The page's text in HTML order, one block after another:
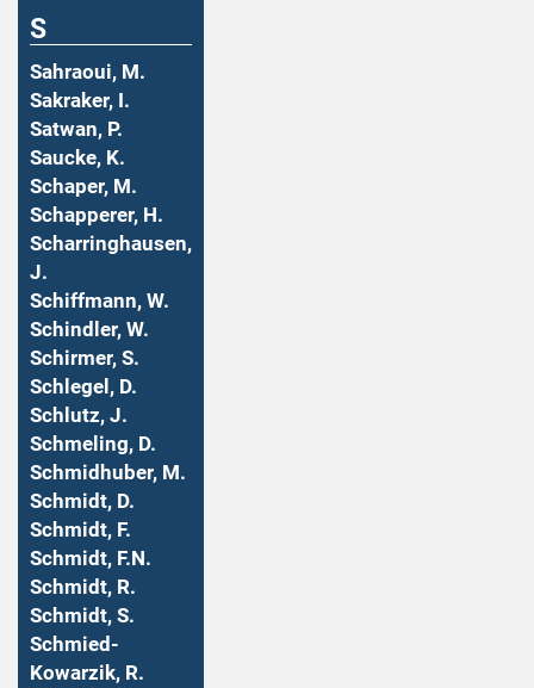
S
Sahraoui, M.
Sakraker, I.
Satwan, P.
Saucke, K.
Schaper, M.
Schapperer, H.
Scharringhausen,
J.
Schiffmann, W.
Schindler, W.
Schirmer, S.
Schlegel, D.
Schlutz, J.
Schmeling, D.
Schmidhuber, M.
Schmidt, D.
Schmidt, F.
Schmidt, F.N.
Schmidt, R.
Schmidt, S.
Schmied-
Kowarzik, R.